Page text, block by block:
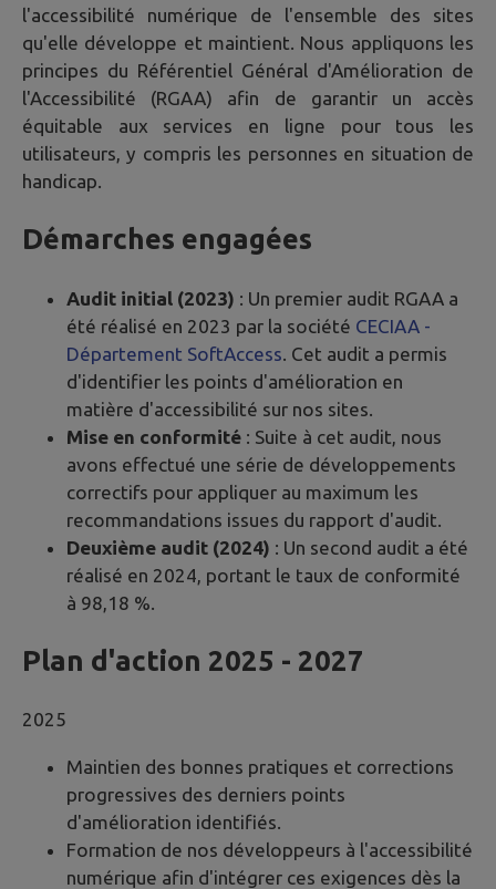
l'accessibilité numérique de l'ensemble des sites
qu'elle développe et maintient. Nous appliquons les
principes du Référentiel Général d'Amélioration de
l'Accessibilité (RGAA) afin de garantir un accès
équitable aux services en ligne pour tous les
utilisateurs, y compris les personnes en situation de
handicap.
Démarches engagées
Audit initial (2023) : Un premier audit RGAA a
été réalisé en 2023 par la société CECIAA -
Département SoftAccess . Cet audit a permis
d'identifier les points d'amélioration en
matière d'accessibilité sur nos sites.
Mise en conformité : Suite à cet audit, nous
avons effectué une série de développements
correctifs pour appliquer au maximum les
recommandations issues du rapport d'audit.
Deuxième audit (2024) : Un second audit a été
réalisé en 2024, portant le taux de conformité
à 98,18 %.
Plan d'action 2025 - 2027
2025
Maintien des bonnes pratiques et corrections
progressives des derniers points
d'amélioration identifiés.
Formation de nos développeurs à l'accessibilité
numérique afin d'intégrer ces exigences dès la